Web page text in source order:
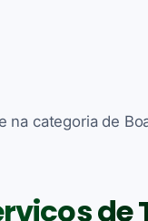
categoria de
de